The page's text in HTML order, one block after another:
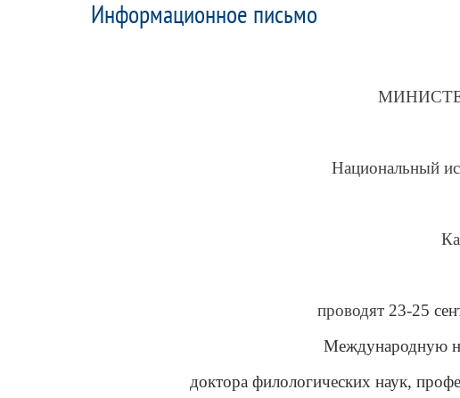
Информационное письмо
Национальный
проводят 23-25
Международную
доктора филологических наук,